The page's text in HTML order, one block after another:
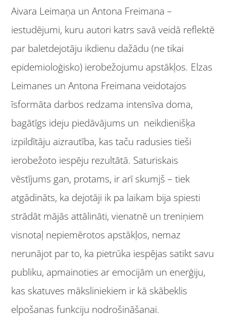
Aivara Leimaņa un Antona Freimana –
iestudējumi, kuru autori katrs savā veidā reflektē
par baletdejotāju ikdienu dažādu (ne tikai
epidemioloģisko) ierobežojumu apstākļos. Elzas
Leimanes un Antona Freimana veidotajos
īsformāta darbos redzama intensīva doma,
bagātīgs ideju piedāvājums un neikdienišķa
izpildītāju aizrautība, kas taču radusies tieši
ierobežoto iespēju rezultātā. Saturiskais
vēstījums gan, protams, ir arī skumjš – tiek
atgādināts, ka dejotāji ik pa laikam bija spiesti
strādāt mājās attālināti, vienatnē un treniņiem
visnotaļ nepiemērotos apstākļos, nemaz
nerunājot par to, ka pietrūka iespējas satikt savu
publiku, apmainoties ar emocijām un enerģiju,
kas skatuves māksliniekiem ir kā skābeklis
elpošanas funkciju nodrošināšanai.